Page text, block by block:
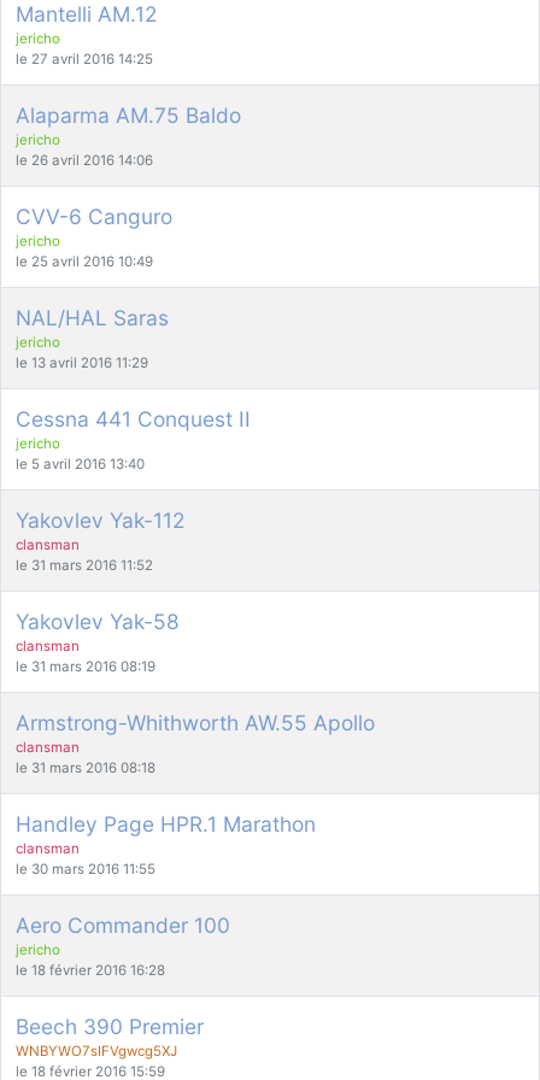
d9pouces : cette fois, c'est le Brésil et Singapour qui mettent le site
par terre
jericho: Ah ben je peux te confirmer que j'étais resté dans le filtre…
d9pouces
manifestement
tout voir
Mantelli AM.12
jericho
le 27 avril 2016 14:25
Alaparma AM.75 Baldo
jericho
le 26 avril 2016 14:06
CVV-6 Canguro
jericho
le 25 avril 2016 10:49
NAL/HAL Saras
jericho
le 13 avril 2016 11:29
Cessna 441 Conquest II
jericho
le 5 avril 2016 13:40
Yakovlev Yak-112
clansman
le 31 mars 2016 11:52
Yakovlev Yak-58
clansman
le 31 mars 2016 08:19
Armstrong-Whithworth AW.55 Apollo
clansman
le 31 mars 2016 08:18
Handley Page HPR.1 Marathon
clansman
le 30 mars 2016 11:55
Aero Commander 100
jericho
le 18 février 2016 16:28
Beech 390 Premier
WNBYWO7sIFVgwcg5XJ
le 18 février 2016 15:59